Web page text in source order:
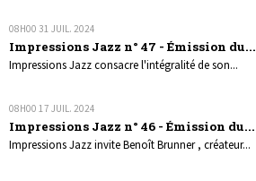
08H00 31 JUIL. 2024
Impressions Jazz n° 47 - Émission du...
Impressions Jazz consacre l'intégralité de son...
08H00 17 JUIL. 2024
Impressions Jazz n° 46 - Émission du...
Impressions Jazz invite Benoît Brunner , créateur...